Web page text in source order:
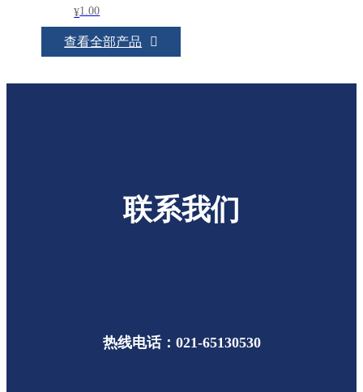
¥1.00
查看全部产品
联系我们
热线电话：021-65130530